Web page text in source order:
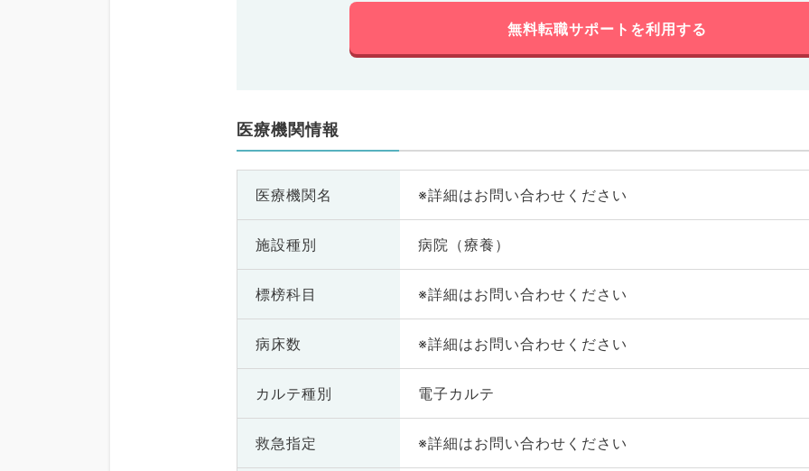
無料転職サポートを利用する
医療機関情報
医療機関名 ※詳細はお問い合わせください
施設種別 病院（療養）
標榜科目 ※詳細はお問い合わせください
病床数 ※詳細はお問い合わせください
カルテ種別 電子カルテ
救急指定 ※詳細はお問い合わせください